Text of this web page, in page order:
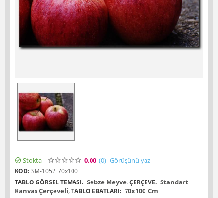
Stokta 0.00 (0) Görüşünü yaz
KOD: SM-1052_70x100
TABLO GÖRSEL TEMASI: Sebze Meyve,ÇERÇEVE: Standart
Kanvas Çerçeveli,TABLO EBATLARI: 70x100 Cm